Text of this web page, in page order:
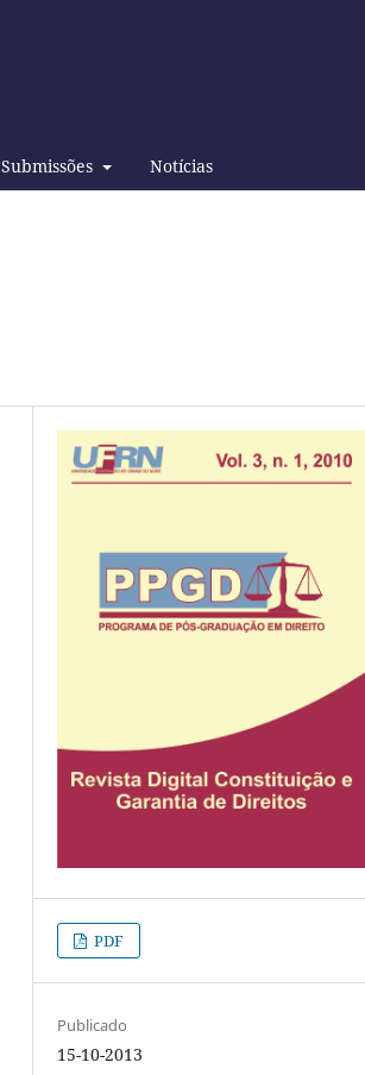
Submissões Notícias
PDF
Publicado
15-10-2013